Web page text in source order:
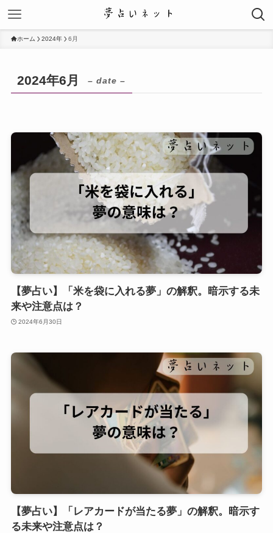
ホーム 2024年 6月
2024年6月 – date –
【夢占い】「米を袋に入れる夢」の解釈。暗示する未
来や注意点は？
2024年6月30日
【夢占い】「レアカードが当たる夢」の解釈。暗示す
る未来や注意点は？